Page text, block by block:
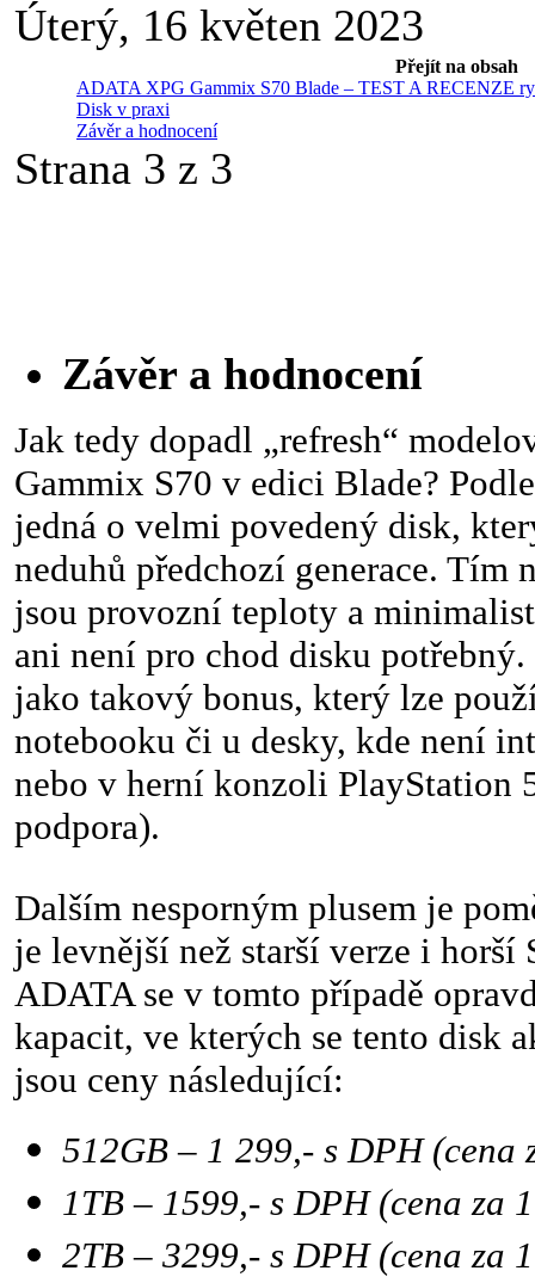
Úterý, 16 květen 2023
Přejít na obsah
ADATA XPG Gammix S70 Blade – TEST A RECENZE
Disk v praxi
Závěr a hodnocení
Strana 3 z 3
Závěr a hodnocení
Jak tedy dopadl „refresh“
Gammix S70 v edici Blade?
jedná o velmi povedený disk,
neduhů předchozí generace. Tím
jsou provozní teploty a
ani není pro chod disku potřebný.
jako takový bonus, který lze
notebooku či u desky, kde není
nebo v herní konzoli PlayStation
podpora).
Dalším nesporným plusem je
je levnější než starší verze i horší
ADATA se v tomto případě
kapacit, ve kterých se tento disk
jsou ceny následující:
512GB – 1 299,- s DPH (cena
1TB – 1599,- s DPH (cena za
2TB – 3299,- s DPH (cena za